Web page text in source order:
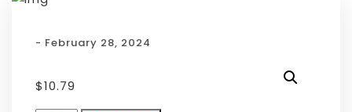
- February 28, 2024
$10.79